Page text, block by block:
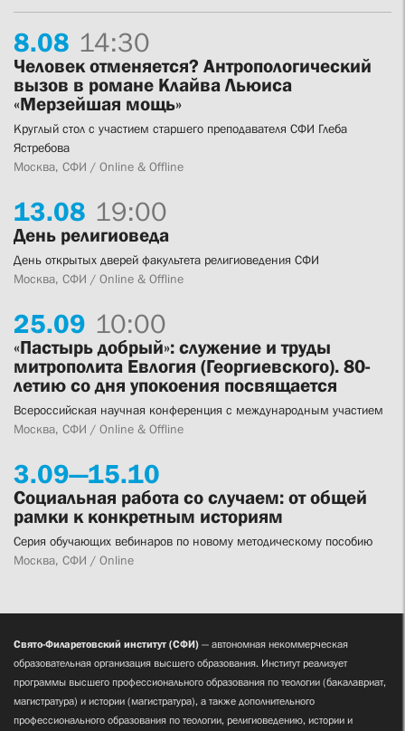
8.08 14:30
Человек отменяется? Антропологический
вызов в романе Клайва Льюиса
«Мерзейшая мощь»
Круглый стол с участием старшего преподавателя СФИ Глеба
Ястребова
Москва, СФИ / Online & Offline
13.08 19:00
День религиоведа
День открытых дверей факультета религиоведения СФИ
Москва, СФИ / Online & Offline
25.09 10:00
«Пастырь добрый»: служение и труды
митрополита Евлогия (Георгиевского). 80-
летию со дня упокоения посвящается
Всероссийская научная конференция с международным участием
Москва, СФИ / Online & Offline
3.09—15.10
Социальная работа со случаем: от общей
рамки к конкретным историям
Серия обучающих вебинаров по новому методическому пособию
Москва, СФИ / Online
Свято-Филаретовский институт (СФИ) — автономная некоммерческая
образовательная организация высшего образования. Институт реализует
программы высшего профессионального образования по теологии (бакалавриат,
магистратура) и истории (магистратура), а также дополнительного
профессионального образования по теологии, религиоведению, истории и